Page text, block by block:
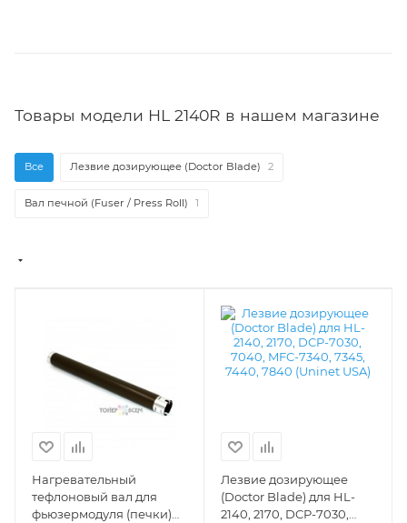
Товары модели HL 2140R в нашем магазине
Все Лезвие дозирующее (Doctor Blade) 2
Вал печной (Fuser / Press Roll) 1
Нагревательный
тефлоновый вал для
фьюзермодуля (печки)
Лезвие дозирующее
(Doctor Blade) для HL-
2140, 2170, DCP-7030,